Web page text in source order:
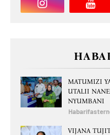
MATUMIZI
UTALII
NYUMBANI
VIJANA